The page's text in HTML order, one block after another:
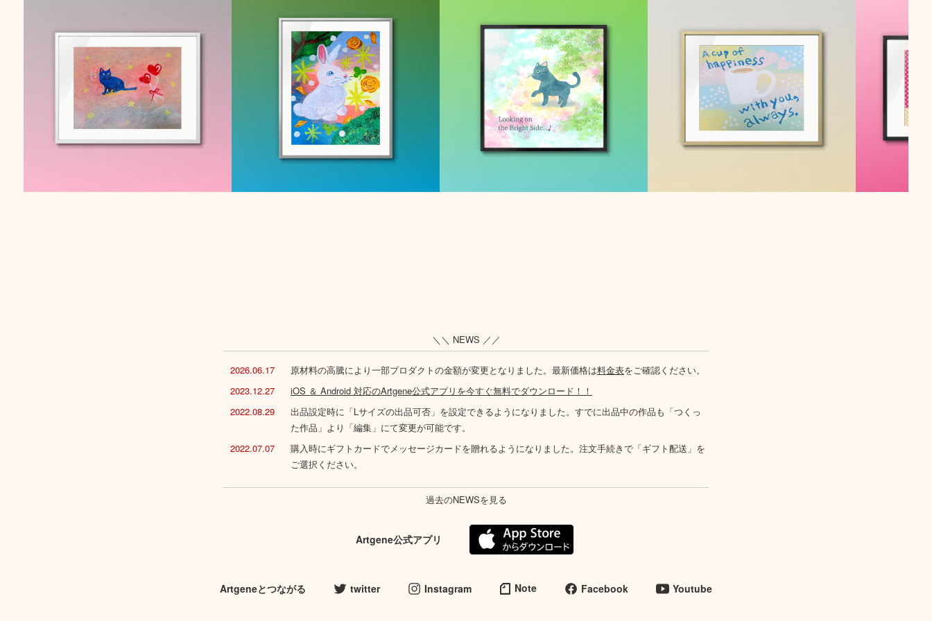
＼＼ NEWS ／／
2026.06.17 原材料の高騰により一部プロダクトの金額が変更となりました。最新価格は料金表をご確認ください。
2023.12.27
iOS ＆ Android 対応のArtgene公式アプリを今すぐ無料でダウンロード！！
2022.08.29
出品設定時に「Lサイズの出品可否」を設定できるようになりました。すでに出品中の作品も「つくっ
た作品」より「編集」にて変更が可能です。
2022.07.07
購入時にギフトカードでメッセージカードを贈れるようになりました。注文手続きで「ギフト配送」を
ご選択ください。
過去のNEWSを見る
Artgene公式アプリ
Artgeneとつながる twitter Instagram Note Facebook Youtube